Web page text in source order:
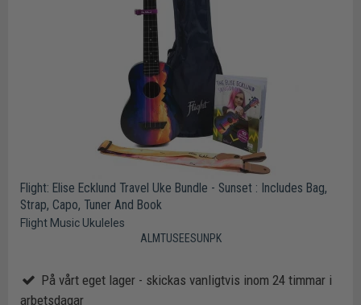
Flight: Elise Ecklund Travel Uke Bundle - Sunset : Includes Bag,
Strap, Capo, Tuner And Book
Flight Music Ukuleles
ALMTUSEESUNPK
På vårt eget lager - skickas vanligtvis inom 24 timmar i
arbetsdagar